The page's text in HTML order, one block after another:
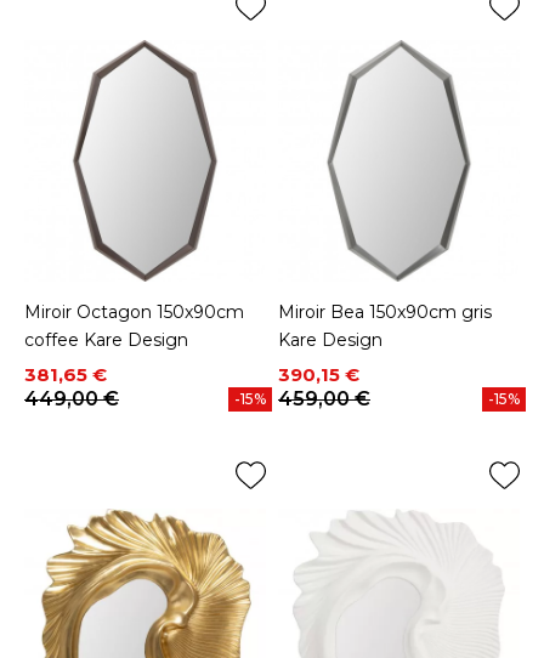
Miroir Octagon 150x90cm
coffee Kare Design
Prix
381,65 €
Prix de base
449,00 €
-15%
Miroir Bea 150x90cm gris
Kare Design
Prix
390,15 €
Prix de base
459,00 €
-15%